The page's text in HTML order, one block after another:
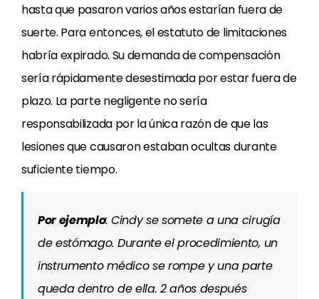
hasta que pasaron varios años estarían fuera de
suerte. Para entonces, el estatuto de limitaciones
habría expirado. Su demanda de compensación
sería rápidamente desestimada por estar fuera de
plazo. La parte negligente no sería
responsabilizada por la única razón de que las
lesiones que causaron estaban ocultas durante
suficiente tiempo.
Por ejemplo: Cindy se somete a una cirugía
de estómago. Durante el procedimiento, un
instrumento médico se rompe y una parte
queda dentro de ella. 2 años después